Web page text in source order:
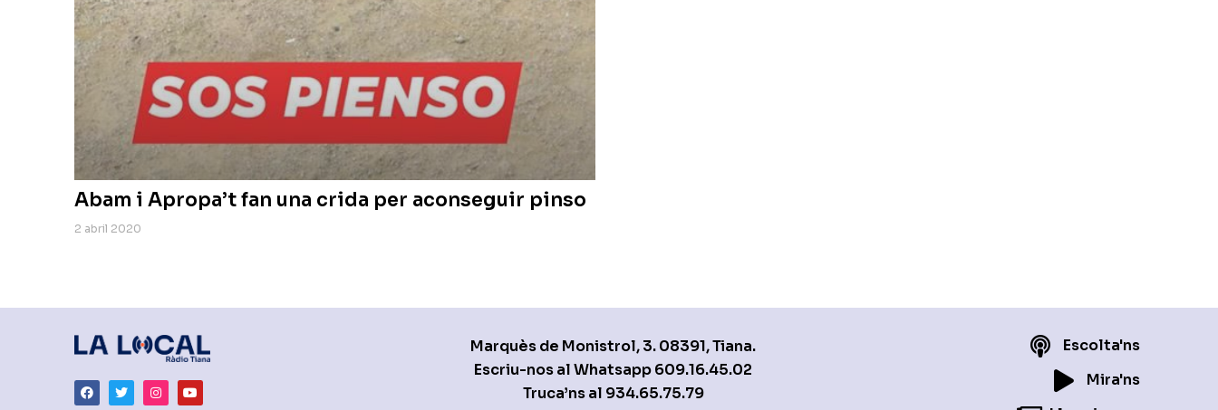
Abam i Apropa’t fan una crida per aconseguir pinso
2 abril 2020
Marquès de Monistrol, 3. 08391, Tiana.
Escriu-nos al Whatsapp609.16.45.02
Truca’ns al 934.65.75.79
Escolta'ns
Mira'ns